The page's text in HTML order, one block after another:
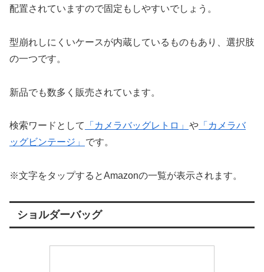
配置されていますので固定もしやすいでしょう。
型崩れしにくいケースが内蔵しているものもあり、選択肢
の一つです。
新品でも数多く販売されています。
検索ワードとして 「カメラバッグレトロ」 や 「カメラバ
ッグビンテージ」
です。
※文字をタップするとAmazonの一覧が表示されます。
ショルダーバッグ